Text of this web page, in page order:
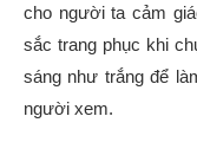
cho người ta cảm
sắc trang phục khi
sáng như trắng để
người xem.